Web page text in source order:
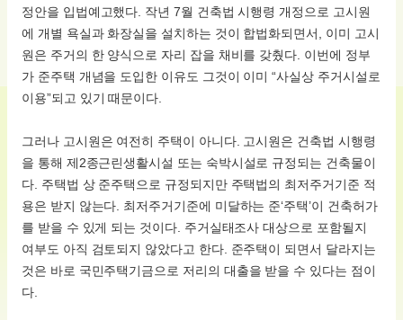
정안을 입법예고했다. 작년 7월 건축법 시행령 개정으로 고시원
에 개별 욕실과 화장실을 설치하는 것이 합법화되면서, 이미 고시
원은 주거의 한 양식으로 자리 잡을 채비를 갖췄다. 이번에 정부
가 준주택 개념을 도입한 이유도 그것이 이미 “사실상 주거시설로
이용”되고 있기 때문이다.
그러나 고시원은 여전히 주택이 아니다. 고시원은 건축법 시행령
을 통해 제2종근린생활시설 또는 숙박시설로 규정되는 건축물이
다. 주택법 상 준주택으로 규정되지만 주택법의 최저주거기준 적
용은 받지 않는다. 최저주거기준에 미달하는 준‘주택’이 건축허가
를 받을 수 있게 되는 것이다. 주거실태조사 대상으로 포함될지
여부도 아직 검토되지 않았다고 한다. 준주택이 되면서 달라지는
것은 바로 국민주택기금으로 저리의 대출을 받을 수 있다는 점이
다.